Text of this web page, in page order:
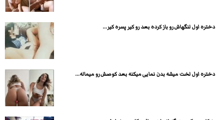
دختره اول لنگهاش رو باز کرده بعد رو کیر پسره کیر...
دختره اول لخت میشه بدن نمایی میکنه بعد کوصش رو میماله...